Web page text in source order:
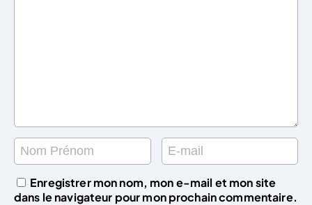
Enregistrer mon nom, mon e-mail et mon site
dans le navigateur pour mon prochain commentaire.